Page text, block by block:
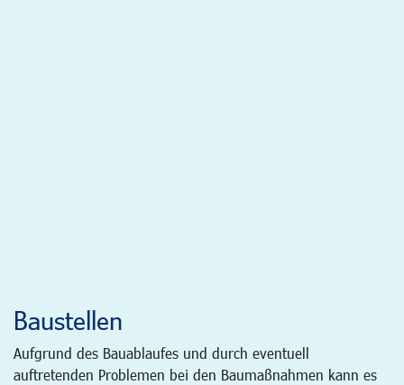
Baustellen
Aufgrund des Bauablaufes und durch eventuell
auftretenden Problemen bei den Baumaßnahmen kann es